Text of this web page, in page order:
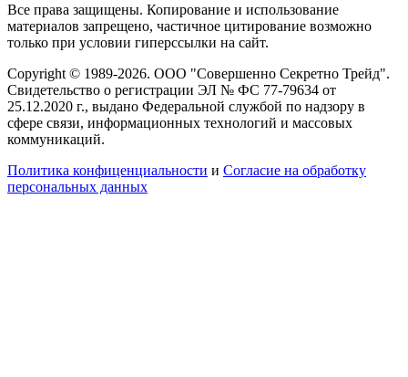
Все права защищены. Копирование и использование
материалов запрещено, частичное цитирование возможно
только при условии гиперссылки на сайт.
Copyright © 1989-2026. ООО "Совершенно Секретно Трейд".
Свидетельство о регистрации ЭЛ № ФС 77-79634 от
25.12.2020 г., выдано Федеральной службой по надзору в
сфере связи, информационных технологий и массовых
коммуникаций.
Политика конфиценциальности и Согласие на обработку
персональных данных